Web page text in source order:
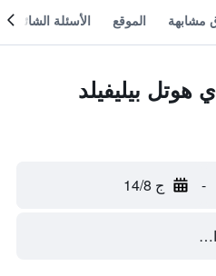
مشابهة الموقع الأسئلة الشائعة
بيليفيلد
- ج 14/8